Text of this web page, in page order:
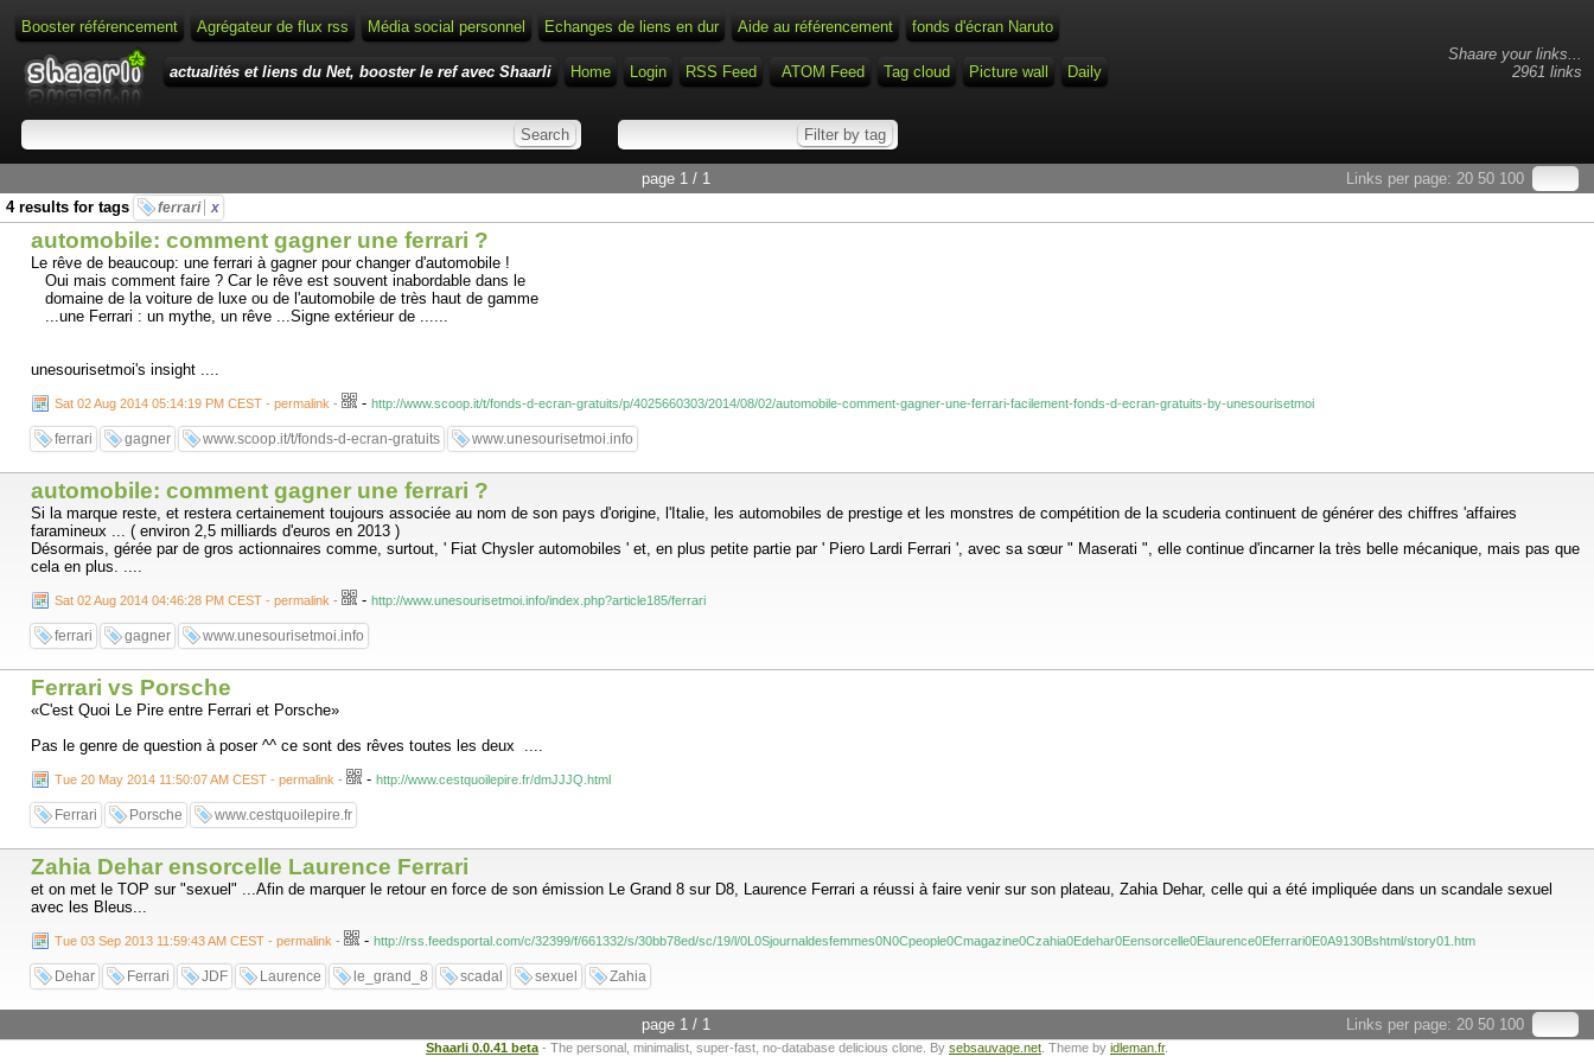
Booster référencement Agrégateur de flux rss Média social personnel Echanges de liens en dur Aide au référencement
fonds d'écran Naruto
Shaare your links...
2961 links
actualités et liens du Net, booster le ref avec Shaarli Home Login RSS Feed ATOM Feed Tag cloud Picture wall Daily
Links per page: 20 50 100
page 1 / 1
4 results for tags
ferrari x
automobile: comment gagner une ferrari ?
Le rêve de beaucoup: une ferrari à gagner pour changer d'automobile !
Oui mais comment faire ? Car le rêve est souvent inabordable dans le
domaine de la voiture de luxe ou de l'automobile de très haut de gamme
...une Ferrari : un mythe, un rêve ...Signe extérieur de ......
unesourisetmoi's insight ....
Sat 02 Aug 2014 05:14:19 PM CEST - permalink - - http://www.scoop.it/t/fonds-d-ecran-gratuits/p/4025660303/2014/08/02/automobile-comment-gagner-une-ferrari-facilement-fonds-d-ecran-gratuits-by-unesourisetmoi
ferrari gagner www.scoop.it/t/fonds-d-ecran-gratuits www.unesourisetmoi.info
automobile: comment gagner une ferrari ?
Si la marque reste, et restera certainement toujours associée au nom de son pays d'origine, l'Italie, les automobiles de prestige et les monstres de compétition de la scuderia continuent de générer des chiffres 'affaires
faramineux ... ( environ 2,5 milliards d'euros en 2013 )
Désormais, gérée par de gros actionnaires comme, surtout, ' Fiat Chysler automobiles ' et, en plus petite partie par ' Piero Lardi Ferrari ', avec sa sœur " Maserati ", elle continue d'incarner la très belle mécanique, mais pas que
cela en plus. ....
Sat 02 Aug 2014 04:46:28 PM CEST - permalink - - http://www.unesourisetmoi.info/index.php?article185/ferrari
ferrari gagner www.unesourisetmoi.info
Ferrari vs Porsche
«C'est Quoi Le Pire entre Ferrari et Porsche»
Pas le genre de question à poser ^^ ce sont des rêves toutes les deux ....
Tue 20 May 2014 11:50:07 AM CEST - permalink - - http://www.cestquoilepire.fr/dmJJJQ.html
Ferrari Porsche www.cestquoilepire.fr
Zahia Dehar ensorcelle Laurence Ferrari
et on met le TOP sur "sexuel" ...Afin de marquer le retour en force de son émission Le Grand 8 sur D8, Laurence Ferrari a réussi à faire venir sur son plateau, Zahia Dehar, celle qui a été impliquée dans un scandale sexuel
avec les Bleus...
Tue 03 Sep 2013 11:59:43 AM CEST - permalink - - http://rss.feedsportal.com/c/32399/f/661332/s/30bb78ed/sc/19/l/0L0Sjournaldesfemmes0N0Cpeople0Cmagazine0Czahia0Edehar0Eensorcelle0Elaurence0Eferrari0E0A9130Bshtml/story01.htm
Dehar Ferrari JDF Laurence le_grand_8 scadal sexuel Zahia
Links per page: 20 50 100
page 1 / 1
Shaarli 0.0.41 beta - The personal, minimalist, super-fast, no-database delicious clone. By sebsauvage.net . Theme by idleman.fr.